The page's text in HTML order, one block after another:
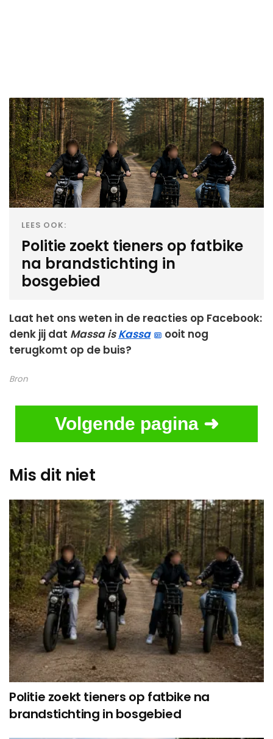
LEES OOK:
Politie zoekt tieners op fatbike
na brandstichting in
bosgebied
Laat het ons weten in de reacties op Facebook:
denk jij dat Massa isKassa
ooit nog
terugkomt op de buis?
Bron
Volgende pagina ➜
Mis dit niet
Politie zoekt tieners op fatbike na
brandstichting in bosgebied